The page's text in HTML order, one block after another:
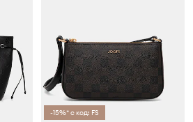
-15%* с код: FS